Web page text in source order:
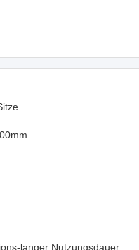
langer Nutzungsdauer